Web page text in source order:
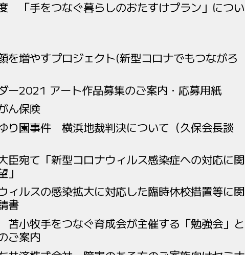
「手をつなぐ暮らしのおたすけプラン」につい
を増やすプロジェクト(新型コロナでもつながろ
ー2021 アート作品募集のご案内・応募用紙
ん保険
り園事件 横浜地裁判決について（久保会長談
臣宛て「新型コロナウィルス感染症への対応に関
」
ィルスの感染拡大に対応した臨時休校措置等に関
書
小牧手をつなぐ育成会が主催する「勉強会」と
ご案内